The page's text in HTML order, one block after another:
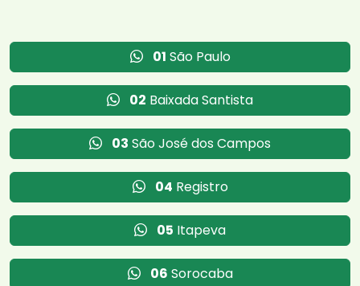
01 São Paulo
02 Baixada Santista
03 São José dos Campos
04 Registro
05 Itapeva
06 Sorocaba